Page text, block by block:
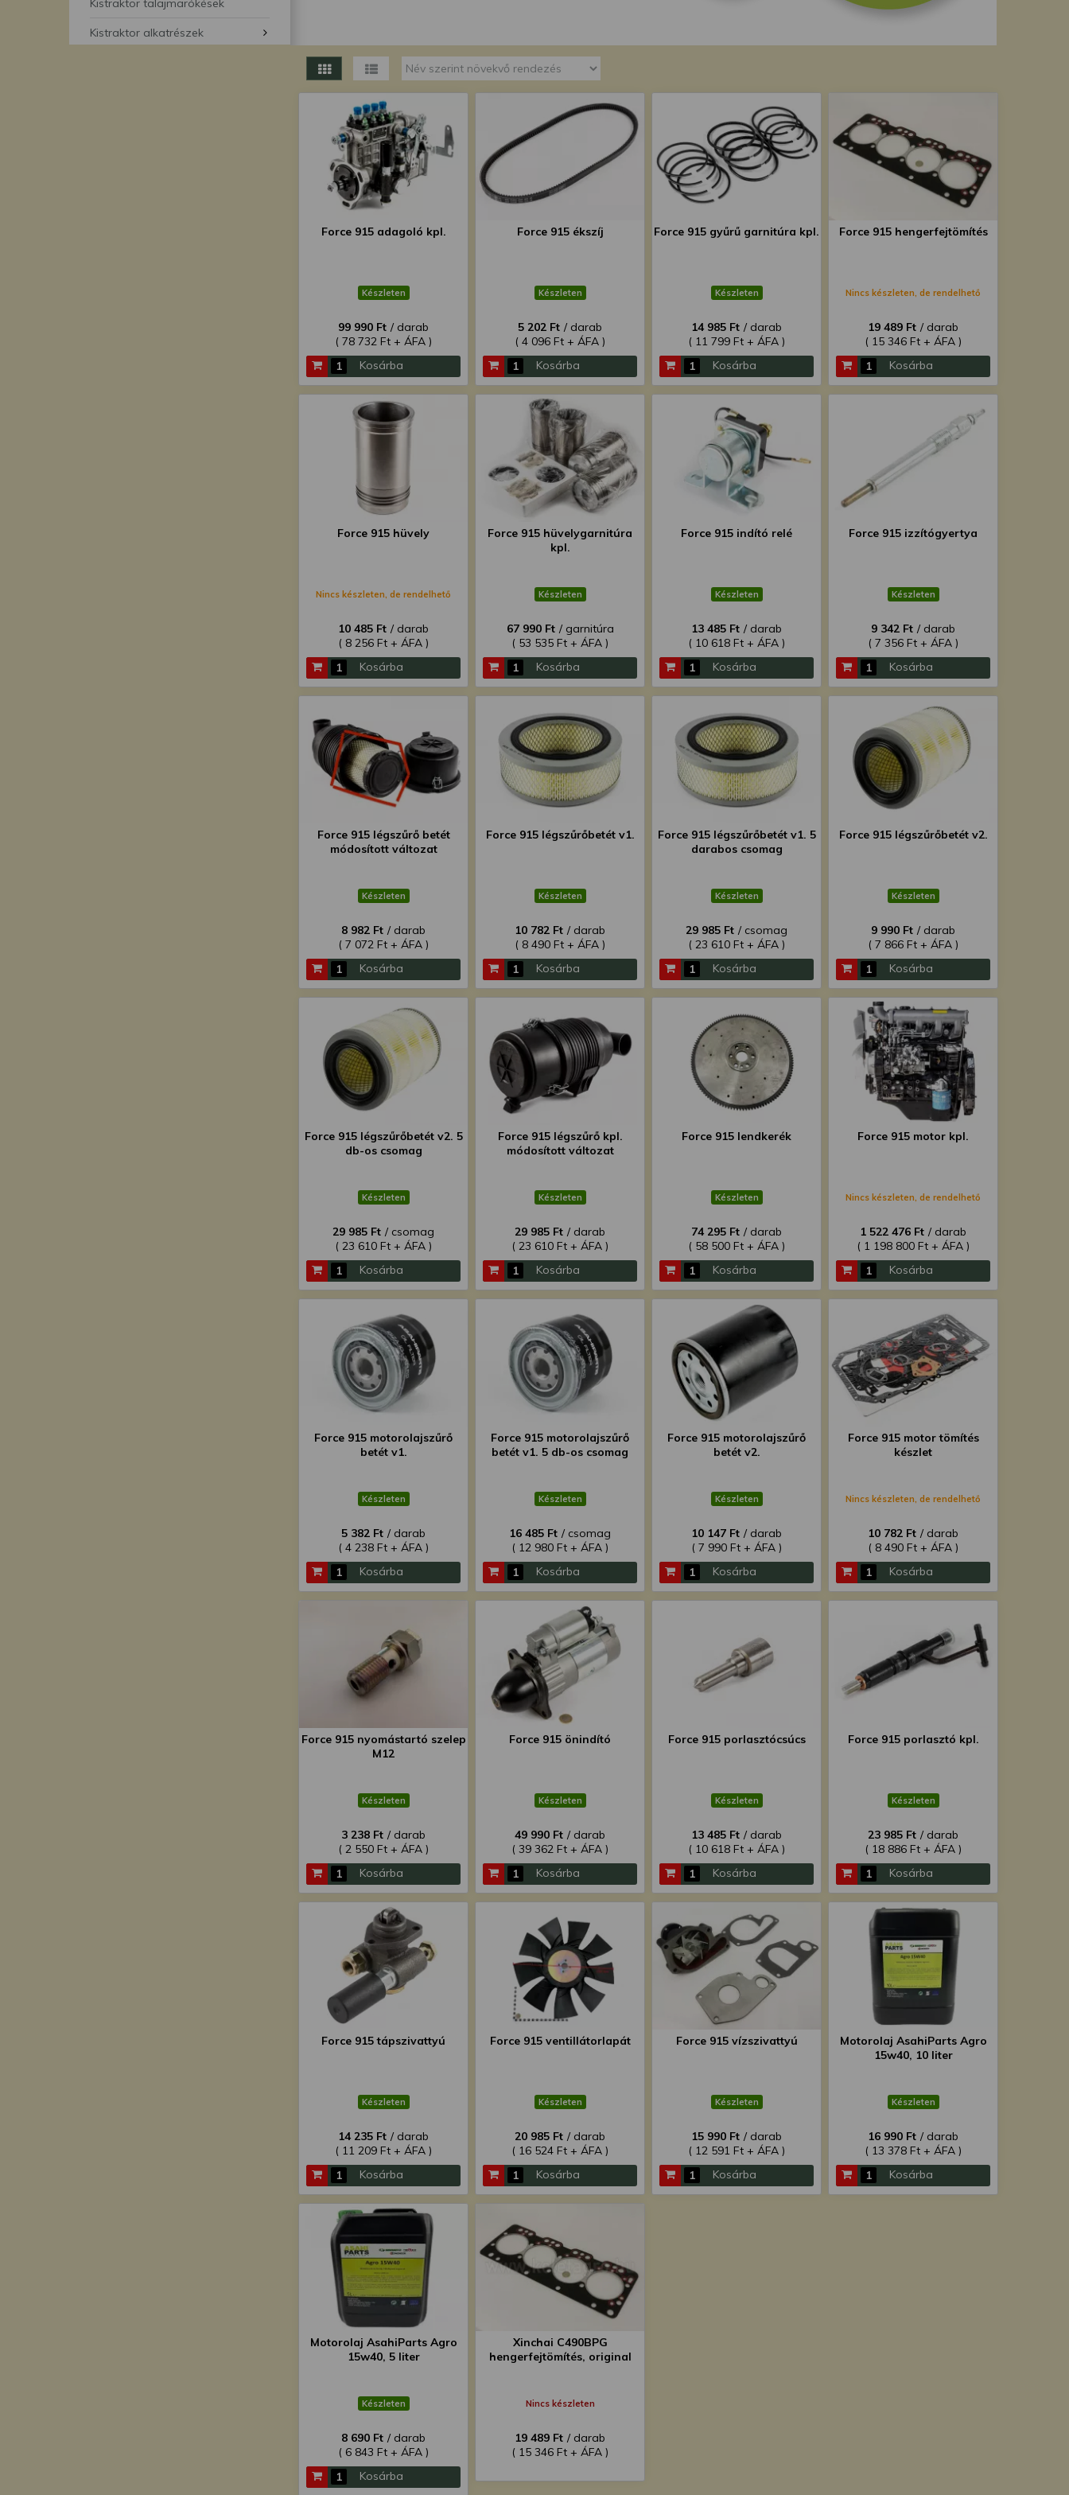
Kistraktor talajmarókések
Kistraktor alkatrészek
Force 915 adagoló kpl.
Készleten
99 990 Ft / darab
( 78 732 Ft + ÁFA )
Kosárba
Force 915 ékszíj
Készleten
5 202 Ft / darab
( 4 096 Ft + ÁFA )
Kosárba
Force 915 gyűrű garnitúra kpl.
Készleten
14 985 Ft / darab
( 11 799 Ft + ÁFA )
Kosárba
Force 915 hengerfejtömítés
Nincs készleten, de rendelhető
19 489 Ft / darab
( 15 346 Ft + ÁFA )
Kosárba
Force 915 hüvely
Nincs készleten, de rendelhető
10 485 Ft / darab
( 8 256 Ft + ÁFA )
Kosárba
Force 915 hüvelygarnitúra
kpl.
Készleten
67 990 Ft / garnitúra
( 53 535 Ft + ÁFA )
Kosárba
Force 915 indító relé
Készleten
13 485 Ft / darab
( 10 618 Ft + ÁFA )
Kosárba
Force 915 izzítógyertya
Készleten
9 342 Ft / darab
( 7 356 Ft + ÁFA )
Kosárba
Force 915 légszűrő betét
módosított változat
Készleten
8 982 Ft / darab
( 7 072 Ft + ÁFA )
Kosárba
Force 915 légszűrőbetét v1.
Készleten
10 782 Ft / darab
( 8 490 Ft + ÁFA )
Kosárba
Force 915 légszűrőbetét v1. 5
darabos csomag
Készleten
29 985 Ft / csomag
( 23 610 Ft + ÁFA )
Kosárba
Force 915 légszűrőbetét v2.
Készleten
9 990 Ft / darab
( 7 866 Ft + ÁFA )
Kosárba
Force 915 légszűrőbetét v2. 5
db-os csomag
Készleten
29 985 Ft / csomag
( 23 610 Ft + ÁFA )
Kosárba
Force 915 légszűrő kpl.
módosított változat
Készleten
29 985 Ft / darab
( 23 610 Ft + ÁFA )
Kosárba
Force 915 lendkerék
Készleten
74 295 Ft / darab
( 58 500 Ft + ÁFA )
Kosárba
Force 915 motor kpl.
Nincs készleten, de rendelhető
1 522 476 Ft / darab
( 1 198 800 Ft + ÁFA )
Kosárba
Force 915 motorolajszűrő
betét v1.
Készleten
5 382 Ft / darab
( 4 238 Ft + ÁFA )
Kosárba
Force 915 motorolajszűrő
betét v1. 5 db-os csomag
Készleten
16 485 Ft / csomag
( 12 980 Ft + ÁFA )
Kosárba
Force 915 motorolajszűrő
betét v2.
Készleten
10 147 Ft / darab
( 7 990 Ft + ÁFA )
Kosárba
Force 915 motor tömítés
készlet
Nincs készleten, de rendelhető
10 782 Ft / darab
( 8 490 Ft + ÁFA )
Kosárba
Force 915 nyomástartó szelep
M12
Készleten
3 238 Ft / darab
( 2 550 Ft + ÁFA )
Kosárba
Force 915 önindító
Készleten
49 990 Ft / darab
( 39 362 Ft + ÁFA )
Kosárba
Force 915 porlasztócsúcs
Készleten
13 485 Ft / darab
( 10 618 Ft + ÁFA )
Kosárba
Force 915 porlasztó kpl.
Készleten
23 985 Ft / darab
( 18 886 Ft + ÁFA )
Kosárba
Force 915 tápszivattyú
Készleten
14 235 Ft / darab
( 11 209 Ft + ÁFA )
Kosárba
Force 915 ventillátorlapát
Készleten
20 985 Ft / darab
( 16 524 Ft + ÁFA )
Kosárba
Force 915 vízszivattyú
Készleten
15 990 Ft / darab
( 12 591 Ft + ÁFA )
Kosárba
Motorolaj AsahiParts Agro
15w40, 10 liter
Készleten
16 990 Ft / darab
( 13 378 Ft + ÁFA )
Kosárba
Motorolaj AsahiParts Agro
15w40, 5 liter
Készleten
8 690 Ft / darab
( 6 843 Ft + ÁFA )
Kosárba
Xinchai C490BPG
hengerfejtömítés, original
Nincs készleten
19 489 Ft / darab
( 15 346 Ft + ÁFA )